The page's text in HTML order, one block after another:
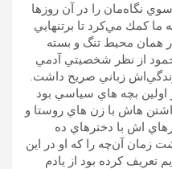
نگاه‌مان را در آن روزها
كمك مي‌كرد تا برتنهايي
همان محيط تنگ و بسته
از نظر شخصيتي آدمي
زباني صريح داشت.
اولين بچه هاي سياسي بود
هاش با زن هاي روستا و
اش با دخترهاي ده
آن‌چه را كه او در اين
تعريف كرده بود از يادم